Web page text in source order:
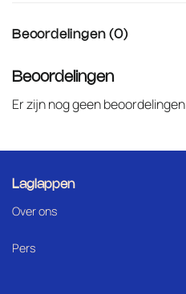
Beoordelingen (0)
Beoordelingen
Er zijn nog geen beoordelingen
Laglappen
Over ons
Pers